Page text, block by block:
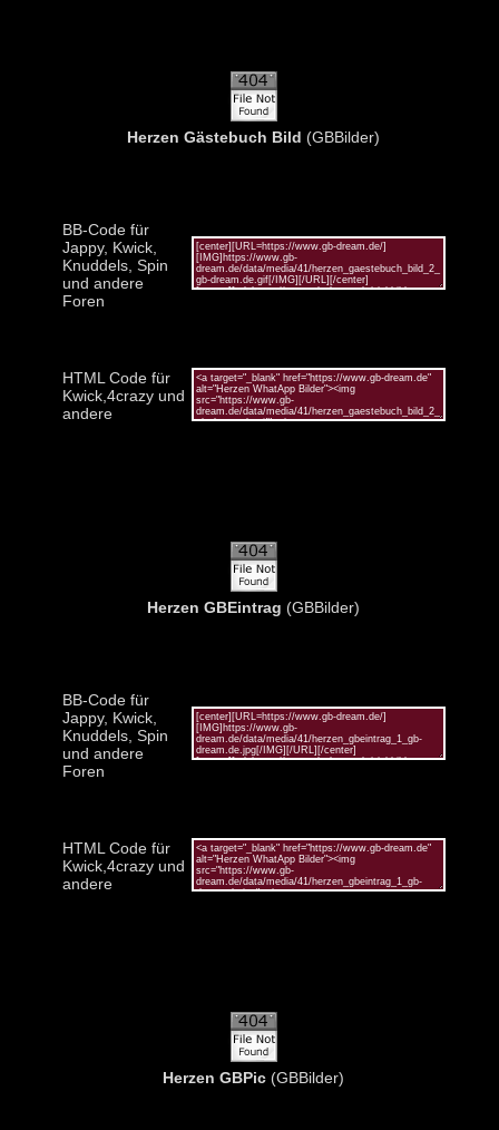
Herzen Gästebuch Bild (GBBilder)
BB-Code für
Jappy, Kwick,
Knuddels, Spin
und andere
Foren
HTML Code für
Kwick,4crazy und
andere
Herzen GBEintrag (GBBilder)
BB-Code für
Jappy, Kwick,
Knuddels, Spin
und andere
Foren
HTML Code für
Kwick,4crazy und
andere
Herzen GBPic (GBBilder)